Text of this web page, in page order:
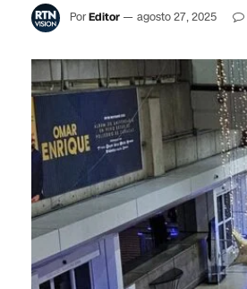
PorEditor agosto 27, 2025